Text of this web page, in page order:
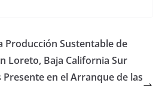
Producción Sustentable de
Loreto, Baja California Sur
Presente en el Arranque de las